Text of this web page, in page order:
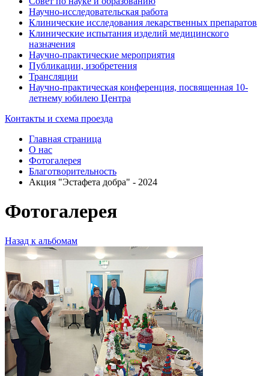
Научно-исследовательская работа
Клинические исследования лекарственных препаратов
Клинические испытания изделий медицинского
назначения
Научно-практические мероприятия
Публикации, изобретения
Трансляции
Научно-практическая конференция, посвященная 10-
летнему юбилею Центра
Контакты и схема проезда
Главная страница
О нас
Фотогалерея
Благотворительность
Акция "Эстафета добра" - 2024
Фотогалерея
Назад к альбомам